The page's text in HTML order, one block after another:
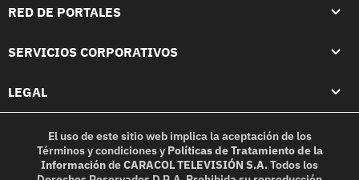
RED DE PORTALES
SERVICIOS CORPORATIVOS
LEGAL
El uso de este sitio web implica la aceptación de los
Términos y condicionesy Políticas de Tratamiento de la
InformacióndeCARACOL TELEVISIÓN S.A.Todos los